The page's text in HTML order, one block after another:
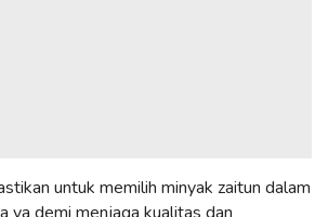
untuk memilih minyak zaitun dalam